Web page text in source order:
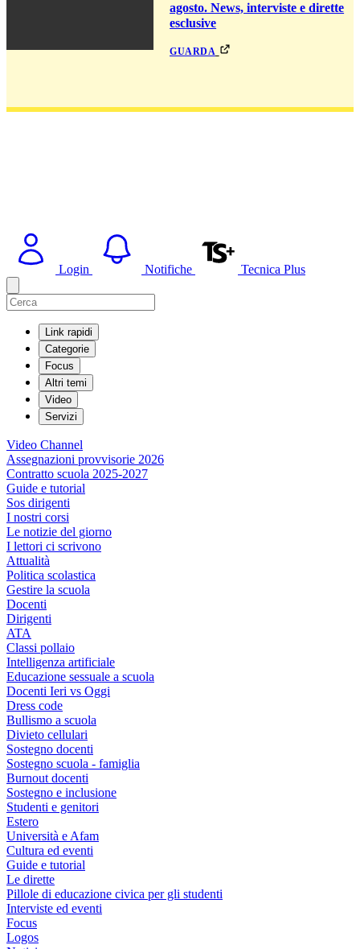
agosto. News, interviste e dirette
esclusive
guarda
Login Notifiche Tecnica Plus
Link rapidi
Categorie
Focus
Altri temi
Video
Servizi
Video Channel
Assegnazioni provvisorie 2026
Contratto scuola 2025-2027
Guide e tutorial
Sos dirigenti
I nostri corsi
Le notizie del giorno
I lettori ci scrivono
Attualità
Politica scolastica
Gestire la scuola
Docenti
Dirigenti
ATA
Classi pollaio
Intelligenza artificiale
Educazione sessuale a scuola
Docenti Ieri vs Oggi
Dress code
Bullismo a scuola
Divieto cellulari
Sostegno docenti
Sostegno scuola - famiglia
Burnout docenti
Sostegno e inclusione
Studenti e genitori
Estero
Università e Afam
Cultura ed eventi
Guide e tutorial
Le dirette
Pillole di educazione civica per gli studenti
Interviste ed eventi
Focus
Logos